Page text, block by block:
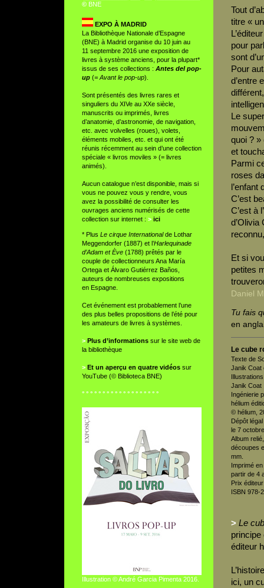
© BNE
EXPO À MADRID
La Bibliothèque Nationale d’Espagne
(BNE) à Madrid organise du 10 juin au
11 septembre 2016 une exposition de
livres à système anciens, pour la plupart*
issus de ses collections : Antes del pop-
up(= Avant le pop-up).
Sont présentés des livres rares et
singuliers du XIVe au XXe siècle,
manuscrits ou imprimés, livres
d’anatomie, d’astronomie, de navigation,
etc. avec volvelles (roues), volets,
éléments mobiles, etc. et qui ont été
réunis récemment au sein d’une collection
spéciale « livros moviles » (= livres
animés).
Aucun catalogue n’est disponible, mais si
vous ne pouvez vous y rendre, vous
avez la possibilité de consulter les
ouvrages anciens numérisés de cette
collection sur internet : > ici
* Plus Le cirque Internationalde Lothar
Meggendorfer (1887) et l’Harlequinade
d’Adam et Ève (1788) prêtés par le
couple de collectionneurs Ana María
Ortega et Álvaro Gutiérrez Baños,
auteurs de nombreuses expositions
en Espagne.
Cet événement est probablement l’une
des plus belles propositions de l’été pour
les amateurs de livres à systèmes.
> Plus d’informations sur le site web de
la bibliothèque
> Et un aperçu en quatre vidéossur
YouTube (© Biblioteca BNE)
° ° ° ° ° ° ° ° ° ° ° ° ° ° ° ° ° ° °
Illustration © André Garcia Pimenta 2016.
Tout
titre «
pour
sont
Pour
d’entre
Le
quoi ? »
et
Parmi
roses
l’enfant
C’est
C’est à
d’Olivia
Et si
petites
Daniel
Tu fais
en
Le cube
Texte de
Janik Coat
Janik Coat
Ingénierie
hélium
© hélium,
Dépôt
le 7
Album
découpes
mm.
Imprimé
partir de 4
Prix
ISBN 978-
> Le
principe
éditeur
ici, un